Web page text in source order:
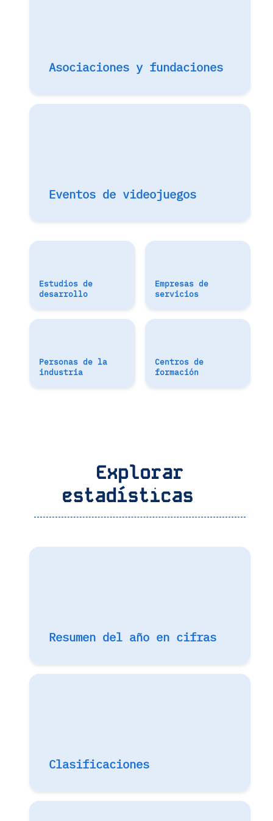
Asociaciones y fundaciones
Eventos de videojuegos
Estudios de
desarrollo
Empresas de
servicios
Personas de la
industria
Centros de
formación
Explorar
estadísticas
Resumen del año en cifras
Clasificaciones